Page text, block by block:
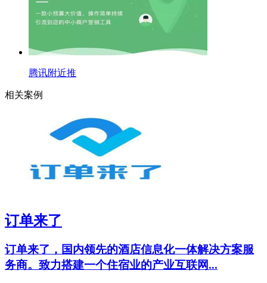
腾讯附近推
相关案例
订单来了
订单来了，国内领先的酒店信息化一体解决方案服
务商。致力搭建一个住宿业的产业互联网...